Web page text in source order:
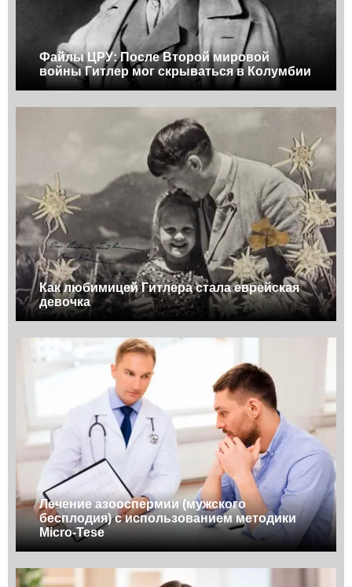
Файлы ЦРУ: После Второй мировой
войны Гитлер мог скрываться в Колумбии
Как любимицей Гитлера стала еврейская
девочка
Лечение азооспермии (мужского
бесплодия) с использованием методики
Micro-Tese